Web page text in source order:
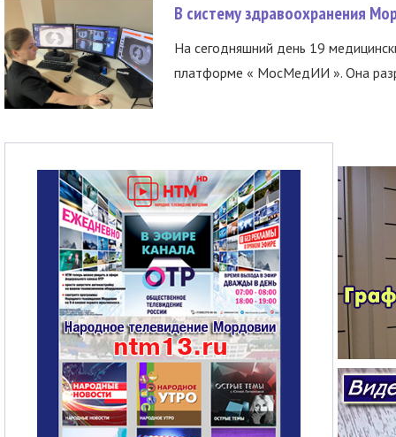
В систему здравоохранения
На сегодняшний день 19
платформе « МосМедИИ ». Она